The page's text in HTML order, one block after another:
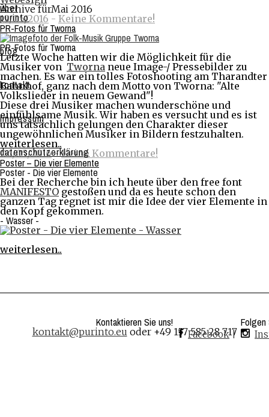
über
purinto
blog
kontakt
impressum
datenschutzerklärung
Archive fürMai 2016
19/05/2016 - Keine Kommentare!
PR-Fotos für Tworna
PR-Fotos für Tworna
Letzte Woche hatten wir die Möglichkeit für die
Musiker von Tworna neue Image-/ Pressebilder zu
machen. Es war ein tolles Fotoshooting am Tharandter
Bahnhof, ganz nach dem Motto von Tworna: "Alte
Volkslieder in neuem Gewand"!
Diese drei Musiker machen wunderschöne und
einfühlsame Musik. Wir haben es versucht und es ist
uns tatsächlich gelungen den Charakter dieser
ungewöhnlichen Musiker in Bildern festzuhalten.
weiterlesen..
04/05/2016-Keine Kommentare!
Poster – Die vier Elemente
Poster - Die vier Elemente
Bei der Recherche bin ich heute über den free font
MANIFESTO gestoßen und da es heute schon den
ganzen Tag regnet ist mir die Idee der vier Elemente in
den Kopf gekommen.
- Wasser -
weiterlesen..
Kontaktieren Sie uns!
kontakt@purinto.eu oder +49 157 585 28 717
Folgen
Facebook|